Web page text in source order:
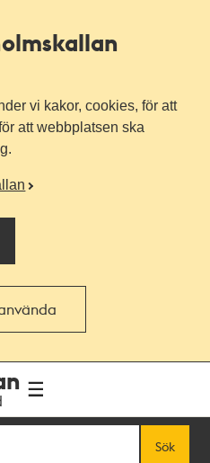
vi kakor, cookies, för att
att webbplatsen ska
Sök